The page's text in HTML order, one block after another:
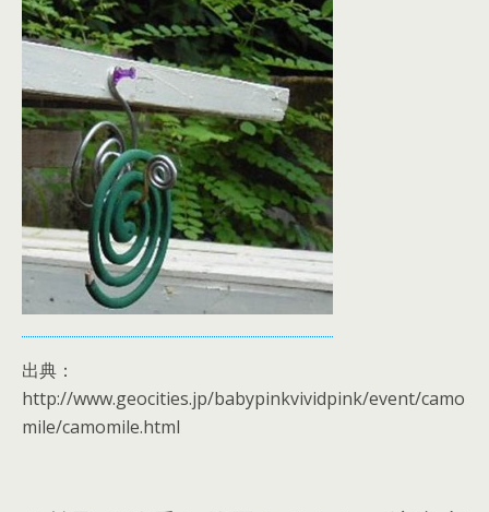
出典：
http://www.geocities.jp/babypinkvividpink/event/camo
mile/camomile.html